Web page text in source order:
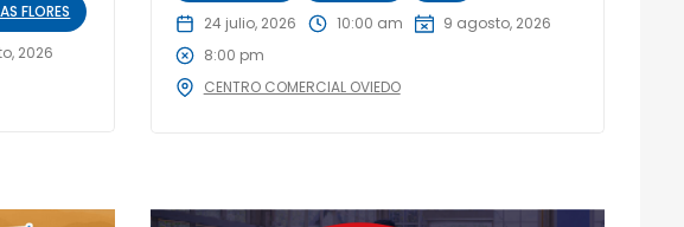
FLORES
2026
24 julio, 2026 10:00 am
9 agosto, 2026
8:00 pm
CENTRO COMERCIAL OVIEDO